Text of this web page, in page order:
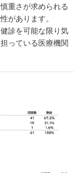
重さが求められる
があります。
診を可能な限り気
っている医療機関